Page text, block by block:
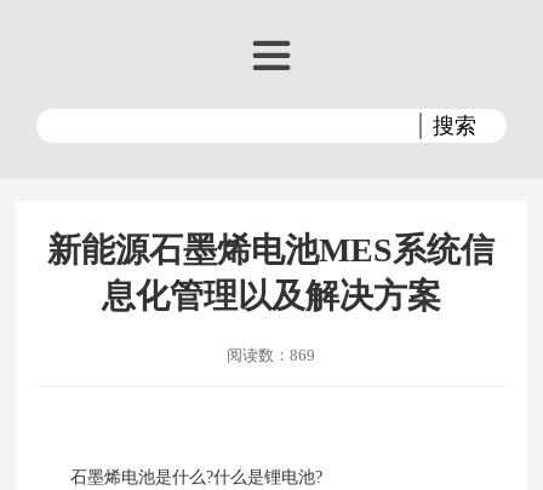
新能源石墨烯电池MES系统信
息化管理以及解决方案
阅读数：869
石墨烯电池是什么?什么是锂电池?